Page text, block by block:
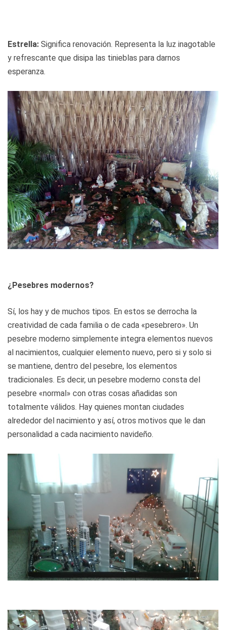
Estrella: Significa renovación. Representa la luz inagotable
y refrescante que disipa las tinieblas para darnos
esperanza.
¿Pesebres modernos?
Sí, los hay y de muchos tipos. En estos se derrocha la
creatividad de cada familia o de cada «pesebrero». Un
pesebre moderno simplemente integra elementos nuevos
al nacimientos, cualquier elemento nuevo, pero si y solo si
se mantiene, dentro del pesebre, los elementos
tradicionales. Es decir, un pesebre moderno consta del
pesebre «normal» con otras cosas añadidas son
totalmente válidos. Hay quienes montan ciudades
alrededor del nacimiento y así, otros motivos que le dan
personalidad a cada nacimiento navideño.